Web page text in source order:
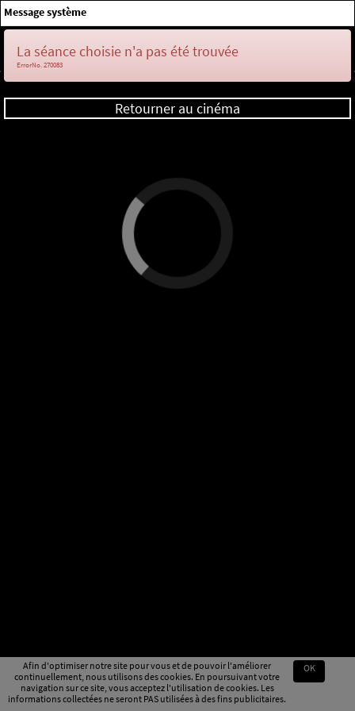
Afin d'optimiser notre site pour vous et de pouvoir l'améliorer
continuellement, nous utilisons des cookies. En poursuivant votre
navigation sur ce site, vous acceptez l'utilisation de cookies. Les
informations collectées ne seront PAS utilisées à des fins publicitaires.
OK
Message système
La séance choisie n'a pas été trouvée
ErrorNo. 270083
Retourner au cinéma